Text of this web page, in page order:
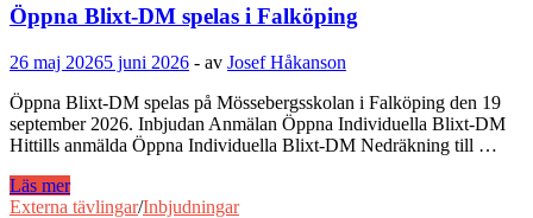
Lidköping
Open
för
medlemmar
upp
till
26
Öppna Blixt-DM spelas i Falköping
26 maj 20265 juni 2026 - av Josef Håkanson
Öppna Blixt-DM spelas på Mössebergsskolan i Falköping den 19
september 2026. Inbjudan Anmälan Öppna Individuella Blixt-DM
Hittills anmälda Öppna Individuella Blixt-DM Nedräkning till …
Öppna
Blixt-
Läs mer
Externa tävlingar/Inbjudningar